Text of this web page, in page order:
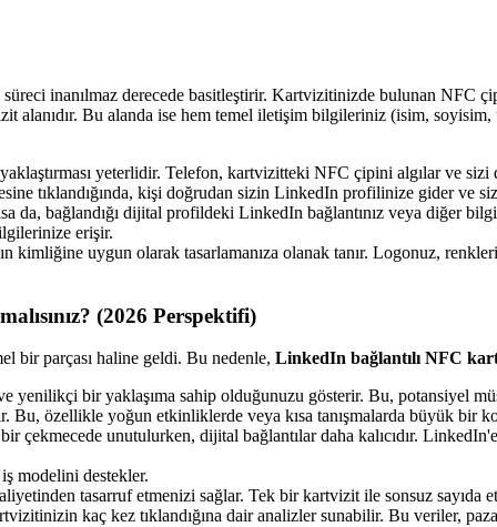
inanılmaz derecede basitleştirir. Kartvizitinizde bulunan NFC
alanıdır. Bu alanda ise hem temel iletişim bilgileriniz (isim,
yeterlidir. Telefon, kartvizitteki NFC çipini algılar ve
tıklandığında, kişi doğrudan sizin LinkedIn profilinize gider ve
bağlandığı dijital profildeki LinkedIn bağlantınız veya diğer
erişir.
kimliğine uygun olarak tasarlamanıza olanak tanır. Logonuz,
(2026 Perspektifi)
bir parçası haline geldi. Bu nedenle, LinkedIn bağlantılı NFC
bir yaklaşıma sahip olduğunuzu gösterir. Bu, potansiyel
Bu, özellikle yoğun etkinliklerde veya kısa tanışmalarda büyük bir
unutulurken, dijital bağlantılar daha kalıcıdır.
modelini destekler.
tasarruf etmenizi sağlar. Tek bir kartvizit ile sonsuz sayıda
kaç kez tıklandığına dair analizler sunabilir. Bu veriler,